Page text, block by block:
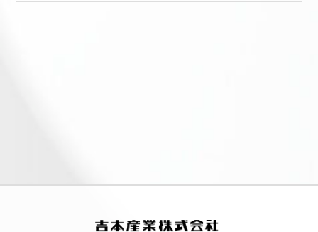
書の就業状況、保有資格などの情報を利用いたし
ご応募に関するお問い合わせや回答、面接日時の